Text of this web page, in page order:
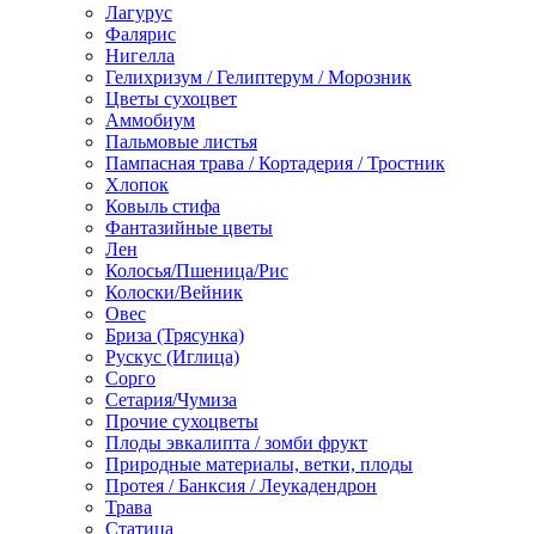
Лагурус
Фалярис
Нигелла
Гелихризум / Гелиптерум / Морозник
Цветы сухоцвет
Аммобиум
Пальмовые листья
Пампасная трава / Кортадерия / Тростник
Хлопок
Ковыль стифа
Фантазийные цветы
Лен
Колосья/Пшеница/Рис
Колоски/Вейник
Овес
Бриза (Трясунка)
Рускус (Иглица)
Сорго
Сетария/Чумиза
Прочие сухоцветы
Плоды эвкалипта / зомби фрукт
Природные материалы, ветки, плоды
Протея / Банксия / Леукадендрон
Трава
Статица